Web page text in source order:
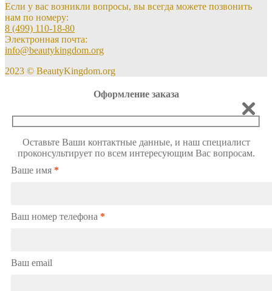
Если у вас возникли вопросы, вы всегда можете позвонить
нам по номеру:
8 (499) 110-18-80
Электронная почта:
info@beautykingdom.org
2023 © BeautyKingdom.org
Оформление заказа
Оставьте Ваши контактные данные, и наш специалист
проконсультирует по всем интересующим Вас вопросам.
Ваше имя *
Ваш номер телефона *
Ваш email